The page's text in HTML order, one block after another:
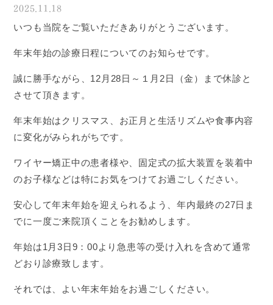
2025.11.18
いつも当院をご覧いただきありがとうございます。
年末年始の診療日程についてのお知らせです。
誠に勝手ながら、12月28日～１月2日（金）まで休診と
させて頂きます。
年末年始はクリスマス、お正月と生活リズムや食事内容
に変化がみられがちです。
ワイヤー矯正中の患者様や、固定式の拡大装置を装着中
のお子様などは特にお気をつけてお過ごしください。
安心して年末年始を迎えられるよう、年内最終の27日ま
でに一度ご来院頂くことをお勧めします。
年始は1月3日9：00より急患等の受け入れを含めて通常
どおり診療致します。
それでは、よい年末年始をお過ごしください。